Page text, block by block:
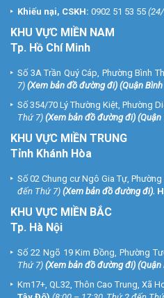
Khiếu nại, CSKH: 0902 51 53 55
KHU VỰC MIỀN NAM
Tp. Hồ Chí Minh
Số 3A Trần Quý Cáp, Phường Bình
7) (Xem bản đồ đường đi) (Quận
Số 354/70 Lý Thường Kiệt, Phường
Thứ 7) (Xem bản đồ đường đi) (Quận
KHU VỰC MIỀN TRUNG
Tỉnh Khánh Hòa
Số 02 Chung cư Ngô Gia Tự, Phường
đến Thứ 7) (Xem bản đồ đường đi).
KHU VỰC MIỀN BẮC
Tp. Hà Nội
Số 22 Ngõ 19 Kim Đồng, Phường
Thứ 7) (Xem bản đồ đường đi)
Km17+, QL32, Thôn Cao Trung, Xã